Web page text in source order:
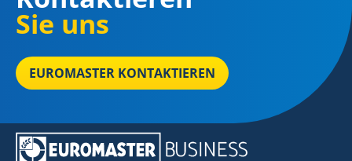
Sie uns
EUROMASTER KONTAKTIEREN